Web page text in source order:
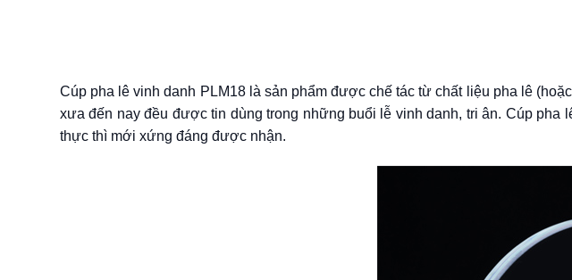
Cúp pha lê vinh danh PLM18 là sản phẩm được chế tác từ chất liệu pha lê
xưa đến nay đều được tin dùng trong những buổi lễ vinh danh, tri ân. Cúp
thực thì mới xứng đáng được nhận.